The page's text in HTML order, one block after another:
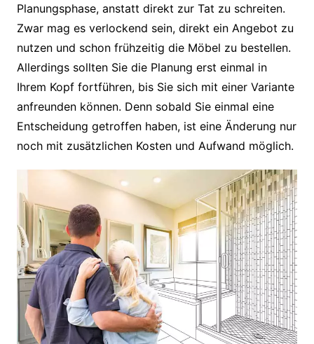
Planungsphase, anstatt direkt zur Tat zu schreiten.
Zwar mag es verlockend sein, direkt ein Angebot zu
nutzen und schon frühzeitig die Möbel zu bestellen.
Allerdings sollten Sie die Planung erst einmal in
Ihrem Kopf fortführen, bis Sie sich mit einer Variante
anfreunden können. Denn sobald Sie einmal eine
Entscheidung getroffen haben, ist eine Änderung nur
noch mit zusätzlichen Kosten und Aufwand möglich.